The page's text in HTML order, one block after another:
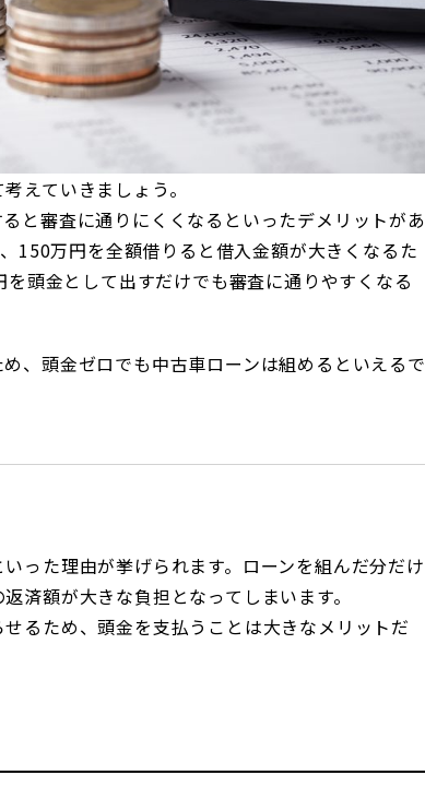
えていきましょう。
と審査に通りにくくなるといったデメリットがあ
150万円を全額借りると借入金額が大きくなるた
頭金として出すだけでも審査に通りやすくなる
、頭金ゼロでも中古車ローンは組めるといえるで
った理由が挙げられます。ローンを組んだ分だけ
済額が大きな負担となってしまいます。
るため、頭金を支払うことは大きなメリットだ